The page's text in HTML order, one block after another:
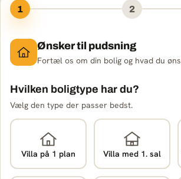
1 2
Ønsker til pudsning
Fortæl os om din bolig og hvad du
Hvilken boligtype har du?
Vælg den type der passer bedst.
Villa på 1 plan Villa med 1. sal